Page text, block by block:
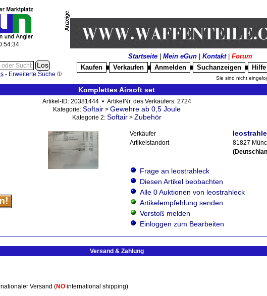
- Erweiterte Suche
Startseite Mein eGun Kontakt| Forum
Kaufen
Verkaufen Anmelden Suchanzeigen Hilfe
Sie sind nicht
Komplettes Airsoft set
Artikel-ID: 20381444 • ArtikelNr. des Verkäufers: 2724
Kategorie: Softair> Gewehre ab 0,5 Joule
Kategorie 2: Softair> Zubehör
Verkäufer
Artikelstandort
81827
Frage an leostrahleck
Diesen Artikel beobachten
Alle 0 Auktionen von leostrahleck
Artikelempfehlung senden
Verstoß melden
Einloggen zum Bearbeiten
Versand & Zahlung
Versand (NO international shipping)